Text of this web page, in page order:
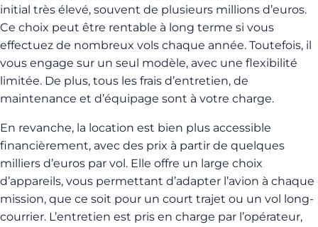
initial très élevé, souvent de plusieurs millions d’euros.
Ce choix peut être rentable à long terme si vous
effectuez de nombreux vols chaque année. Toutefois, il
vous engage sur un seul modèle, avec une flexibilité
limitée. De plus, tous les frais d’entretien, de
maintenance et d’équipage sont à votre charge.
En revanche, la location est bien plus accessible
financièrement, avec des prix à partir de quelques
milliers d’euros par vol. Elle offre un large choix
d’appareils, vous permettant d’adapter l’avion à chaque
mission, que ce soit pour un court trajet ou un vol long-
courrier. L’entretien est pris en charge par l’opérateur,